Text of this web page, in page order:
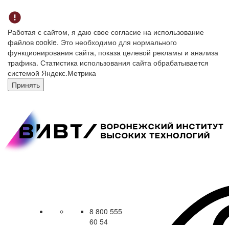
Работая с сайтом, я даю свое согласие на использование
файлов cookie. Это необходимо для нормального
функционирования сайта, показа целевой рекламы и анализа
трафика. Статистика использования сайта обрабатывается
системой Яндекс.Метрика
Принять
8 800 555
60 54